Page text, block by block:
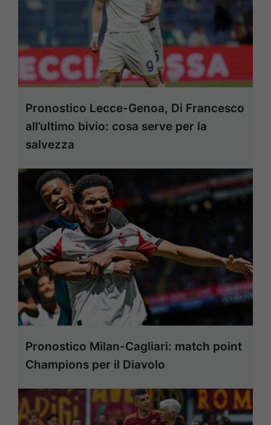
Pronostico Lecce-Genoa, Di Francesco
all’ultimo bivio: cosa serve per la
salvezza
Pronostico Milan-Cagliari: match point
Champions per il Diavolo